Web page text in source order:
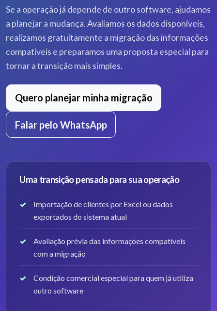
Se a operação já depende de outro software, ajudamos
a planejar a mudança. Avaliamos os dados disponíveis,
realizamos gratuitamente a migração das informações
compatíveis e preparamos uma proposta especial para
tornar a transição mais simples.
Quero planejar minha migração
Falar pelo WhatsApp
Uma transição pensada para sua operação
Importação de clientes por Excel ou dados
exportados do sistema atual
Avaliação prévia das informações compatíveis
com a migração
Condição comercial especial para quem já utiliza
outro software